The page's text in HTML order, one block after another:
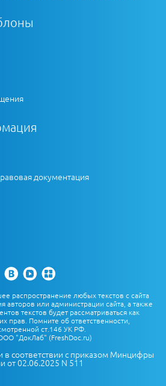
документация
распространение любых текстов с сайта
авторов или администрации сайта, а также
текстов будет рассматриваться как
прав. Помните об ответственности,
ст.146 УК РФ.
"ДокЛаб" (FreshDoc.ru)
в соответствии с приказом Минцифры
от 02.06.2025 N 511